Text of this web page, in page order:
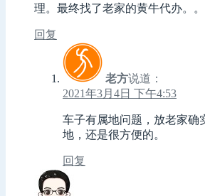
理。最终找了老家的黄牛代办。。
回复
老方说道：
2021年3月4日 下午4:53
车子有属地问题，放老家确
地，还是很方便的。
回复